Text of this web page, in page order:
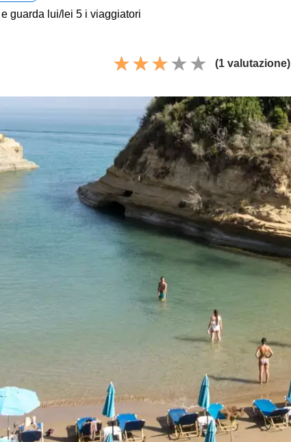
e guarda lui/lei 5 i viaggiatori
(1 valutazione)